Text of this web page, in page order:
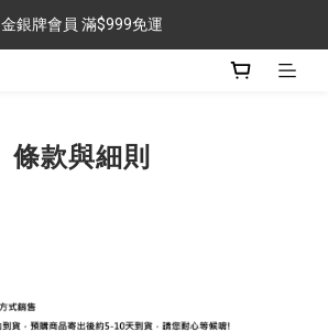
任選兩件 折扣$60專區
金銀牌會員 滿$999免運
條款與細則